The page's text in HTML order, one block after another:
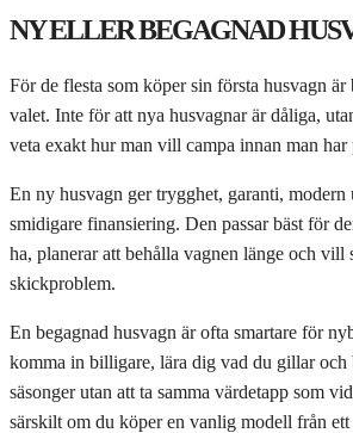
NY ELLER BEGAGNAD
För de flesta som köper sin första husvagn är
valet. Inte för att nya husvagnar är dåliga,
veta exakt hur man vill campa innan man har
En ny husvagn ger trygghet, garanti, modern
smidigare finansiering. Den passar bäst för
ha, planerar att behålla vagnen länge och vill
skickproblem.
En begagnad husvagn är ofta smartare för
komma in billigare, lära dig vad du gillar och
säsonger utan att ta samma värdetapp som
särskilt om du köper en vanlig modell från